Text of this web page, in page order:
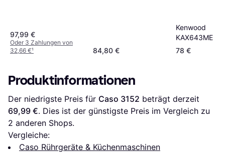
97,99 €
Oder 3 Zahlungen von
32,66 €¹ 84,80 €
Kenwood
KAX643ME
78 €
Produktinformationen
Der niedrigste Preis für Caso 3152
69,99 €
2 anderen Shops.
Vergleiche:
Caso Rührgeräte & Küchenmaschinen